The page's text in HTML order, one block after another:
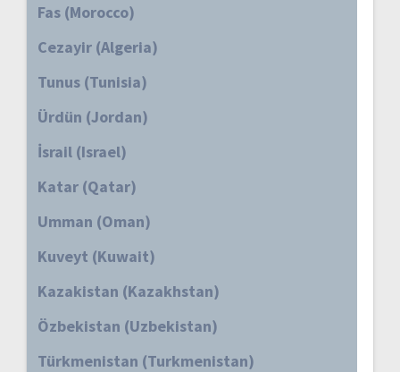
Fas (Morocco)
Cezayir (Algeria)
Tunus (Tunisia)
Ürdün (Jordan)
İsrail (Israel)
Katar (Qatar)
Umman (Oman)
Kuveyt (Kuwait)
Kazakistan (Kazakhstan)
Özbekistan (Uzbekistan)
Türkmenistan (Turkmenistan)